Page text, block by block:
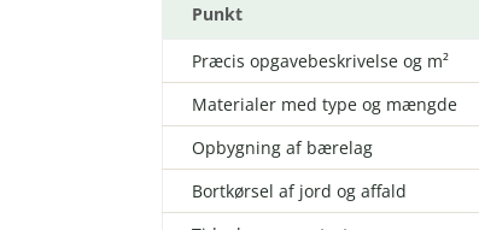
Punkt
Præcis opgavebeskrivelse og m²
Materialer med type og mængde
Opbygning af bærelag
Bortkørsel af jord og affald